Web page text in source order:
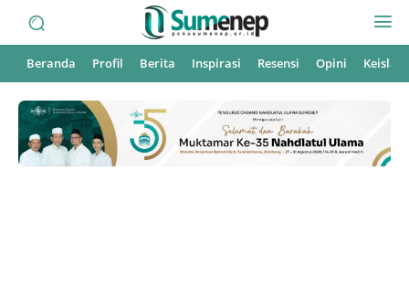
Beranda Profil Berita Inspirasi Resensi Opini